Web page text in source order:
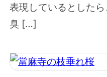
表現しているとした
臭 […]